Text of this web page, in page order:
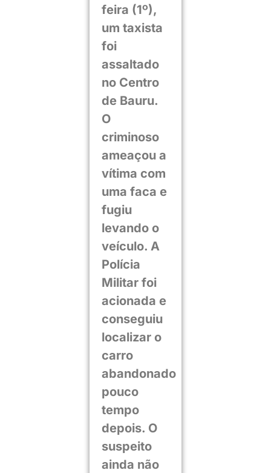
feira (1º),
um taxista
foi
assaltado
no Centro
de Bauru.
O
criminoso
ameaçou a
vítima com
uma faca e
fugiu
levando o
veículo. A
Polícia
Militar foi
acionada e
conseguiu
localizar o
carro
abandonado
pouco
tempo
depois. O
suspeito
ainda não